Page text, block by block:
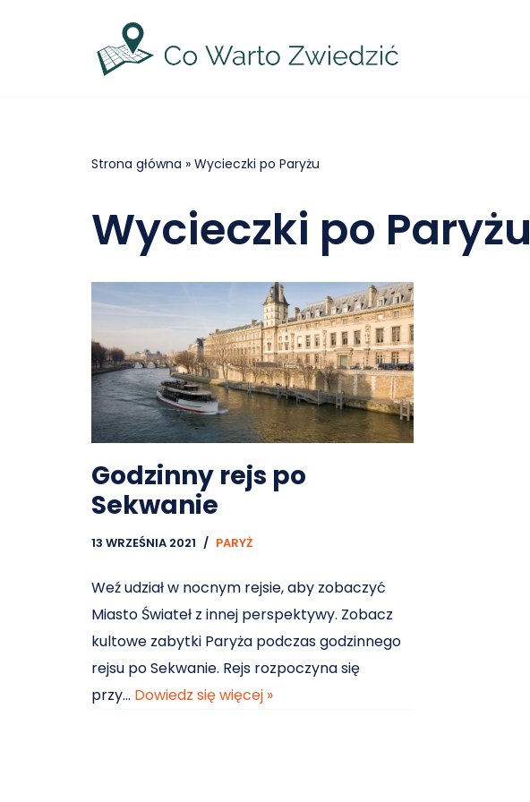
Strona główna » Wycieczki po Paryżu
Wycieczki po Paryżu
Godzinny rejs po
Sekwanie
13 WRZEŚNIA 2021 PARYŻ
Weź udział w nocnym rejsie, aby zobaczyć
Miasto Świateł z innej perspektywy. Zobacz
kultowe zabytki Paryża podczas godzinnego
rejsu po Sekwanie. Rejs rozpoczyna się
przy… Dowiedz się więcej »